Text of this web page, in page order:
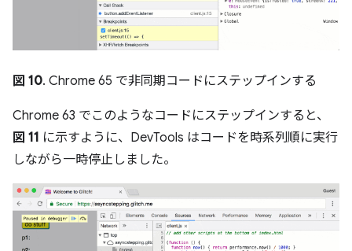
図 10. Chrome 65 で非同期コードにステップインする
Chrome 63 でこのようなコードにステップインすると、
図 11 に示すように、DevTools はコードを時系列順に実行
しながら一時停止しました。